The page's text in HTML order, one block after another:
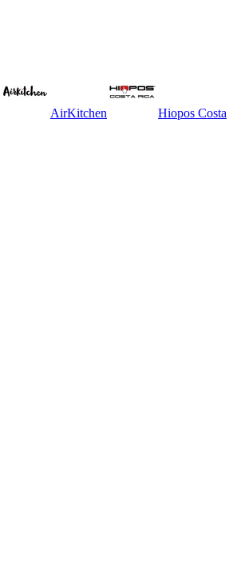
AirKitchen
Hiopos Costa